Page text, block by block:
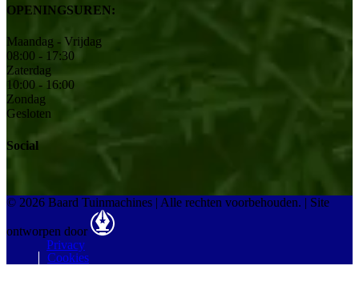
OPENINGSUREN:
Maandag - Vrijdag
08:00 - 17:30
Zaterdag
10:00 - 16:00
Zondag
Gesloten
Social
© 2026 Baard Tuinmachines | Alle rechten voorbehouden. | Site
ontworpen door
Privacy
Cookies